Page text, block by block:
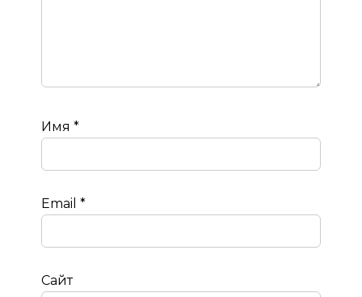
Имя *
Email *
Сайт